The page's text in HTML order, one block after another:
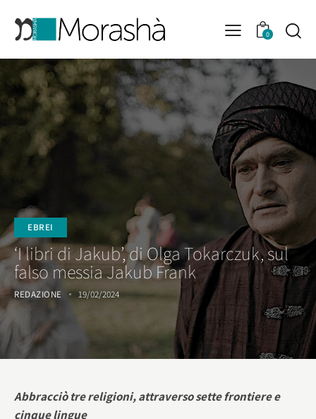
0
EBREI
‘I libri di Jakub’, di Olga Tokarczuk, sul
falso messia Jakub Frank
REDAZIONE 19/02/2024
Abbracciò tre religioni, attraverso sette frontiere e
cinque lingue